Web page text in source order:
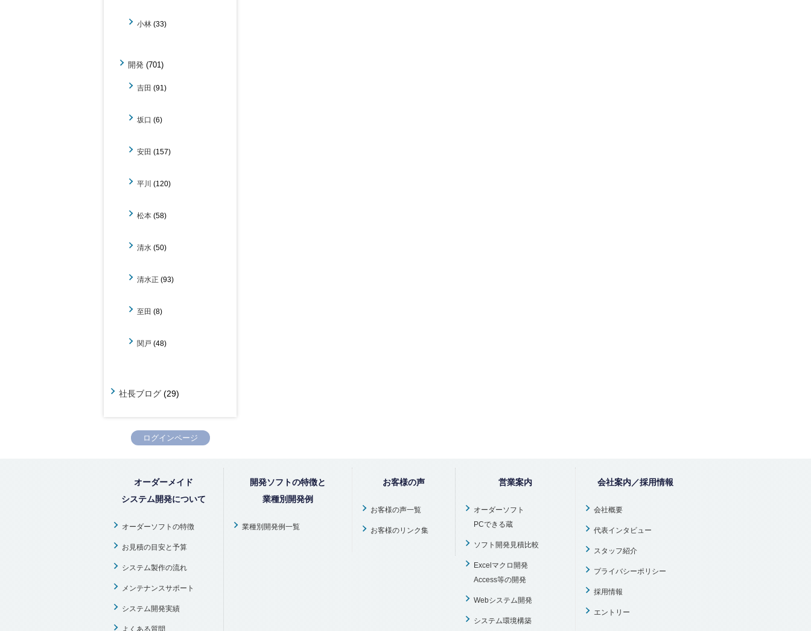
小林 (33)
開発 (701)
吉田 (91)
坂口 (6)
安田 (157)
平川 (120)
松本 (58)
清水 (50)
清水正 (93)
至田 (8)
関戸 (48)
社長ブログ (29)
ログインページ
オーダーメイド
システム開発について
オーダーソフトの特徴
お見積の目安と予算
システム製作の流れ
メンテナンスサポート
システム開発実績
よくある質問
開発ソフトの特徴と
業種別開発例
業種別開発例一覧
お客様の声
お客様の声一覧
お客様のリンク集
営業案内
オーダーソフト
PCできる蔵
ソフト開発見積比較
Excelマクロ開発
Access等の開発
Webシステム開発
システム環境構築
会社案内／採用情報
会社概要
代表インタビュー
スタッフ紹介
プライバシーポリシー
採用情報
エントリー